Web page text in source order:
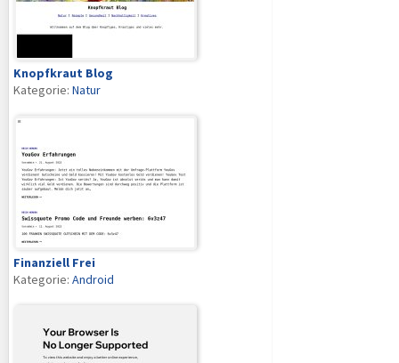
Knopfkraut Blog
Kategorie: Natur
Finanziell Frei
Kategorie: Android